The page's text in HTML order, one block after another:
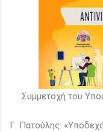
Συμμετοχή του
Γ. Πατούλης: